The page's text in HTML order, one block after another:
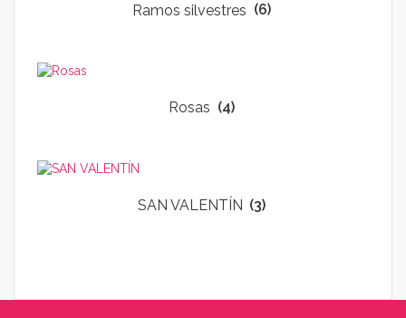
Ramos silvestres (6)
Rosas (4)
SAN VALENTÍN (3)